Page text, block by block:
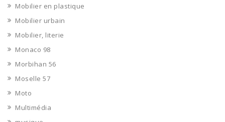
Mobilier en plastique
Mobilier urbain
Mobilier, literie
Monaco 98
Morbihan 56
Moselle 57
Moto
Multimédia